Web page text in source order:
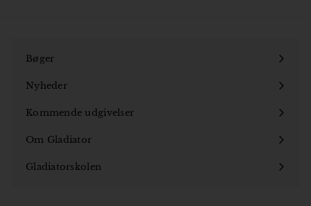
Bøger
Åbn
Nyheder
Kommende udgivelser
Om Gladiator
Åbn
Gladiatorskolen
Åbn